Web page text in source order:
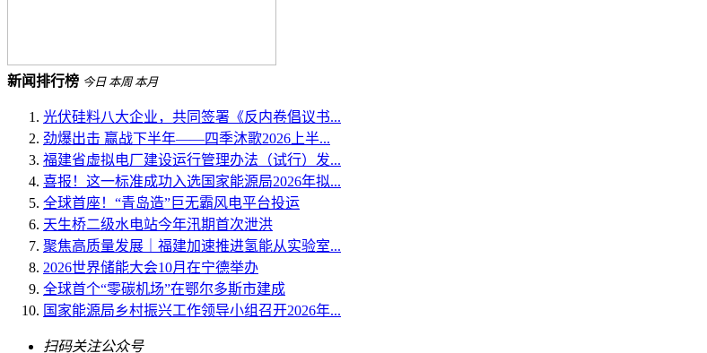
新闻排行榜 今日 本周 本月
光伏硅料八大企业，共同签署《反内卷倡议书...
劲爆出击 赢战下半年——四季沐歌2026上半...
福建省虚拟电厂建设运行管理办法（试行）发...
喜报！这一标准成功入选国家能源局2026年拟...
全球首座！“青岛造”巨无霸风电平台投运
天生桥二级水电站今年汛期首次泄洪
聚焦高质量发展｜福建加速推进氢能从实验室...
2026世界储能大会10月在宁德举办
全球首个“零碳机场”在鄂尔多斯市建成
国家能源局乡村振兴工作领导小组召开2026年...
扫码关注公众号